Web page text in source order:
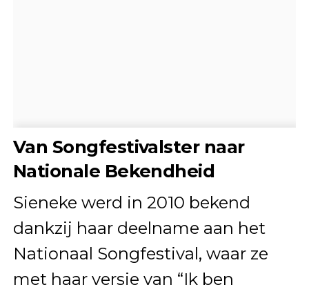
Van Songfestivalster naar
Nationale Bekendheid
Sieneke werd in 2010 bekend
dankzij haar deelname aan het
Nationaal Songfestival, waar ze
met haar versie van “Ik ben